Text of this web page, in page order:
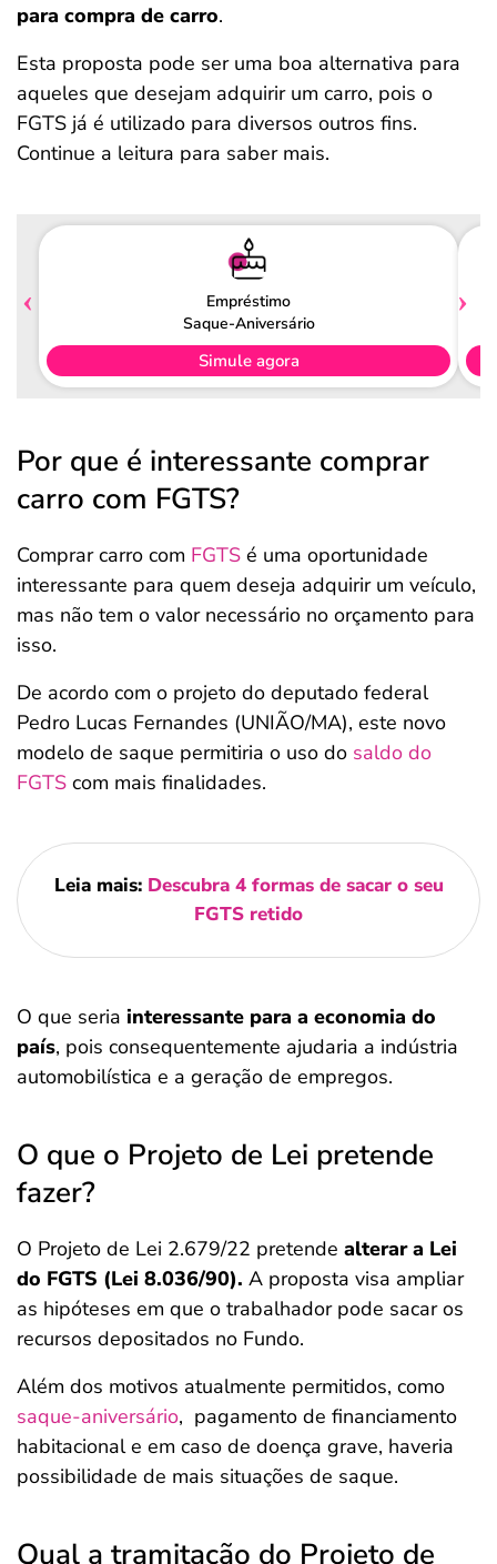
para compra de carro.
Esta proposta pode ser uma boa alternativa para
aqueles que desejam adquirir um carro, pois o
FGTS já é utilizado para diversos outros fins.
Continue a leitura para saber mais.
Empréstimo
Saque-Aniversário
Simule agora
Por que é interessante comprar
carro com FGTS?
Comprar carro com FGTS é uma oportunidade
interessante para quem deseja adquirir um veículo,
mas não tem o valor necessário no orçamento para
isso.
De acordo com o projeto do deputado federal
Pedro Lucas Fernandes (UNIÃO/MA), este novo
modelo de saque permitiria o uso do saldo do
FGTS com mais finalidades.
Leia mais: Descubra 4 formas de sacar o seu
FGTS retido
O que seria interessante para a economia do
país, pois consequentemente ajudaria a indústria
automobilística e a geração de empregos.
O que o Projeto de Lei pretende
fazer?
O Projeto de Lei 2.679/22 pretende alterar a Lei
do FGTS (Lei 8.036/90). A proposta visa ampliar
as hipóteses em que o trabalhador pode sacar os
recursos depositados no Fundo.
Além dos motivos atualmente permitidos, como
saque-aniversário, pagamento de financiamento
habitacional e em caso de doença grave, haveria
possibilidade de mais situações de saque.
Qual a tramitação do Projeto de